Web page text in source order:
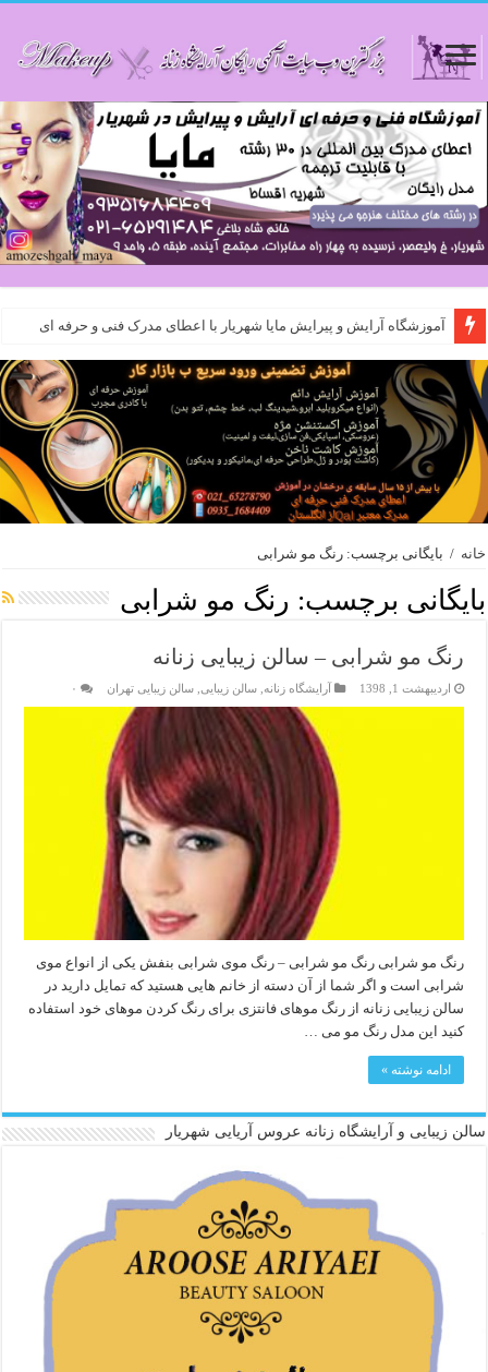
آموزشگاه آرایش و پیرایش مایا شهریار با اعطای مدرک فنی و حرفه ای
خانه / بایگانی برچسب: رنگ مو شرابی
بایگانی برچسب: رنگ مو شرابی
رنگ مو شرابی – سالن زیبایی زنانه
اردیبهشت 1, 1398 آرایشگاه زنانه ,سالن زیبایی ,سالن زیبایی تهران ۰
رنگ مو شرابی رنگ مو شرابی – رنگ موی شرابی بنفش یکی از انواع موی
شرابی است و اگر شما از آن دسته از خانم هایی هستید که تمایل دارید در
سالن زیبایی زنانه از رنگ موهای فانتزی برای رنگ کردن موهای خود استفاده
کنید این مدل رنگ مو می …
ادامه نوشته »
سالن زیبایی و آرایشگاه زنانه عروس آریایی شهریار